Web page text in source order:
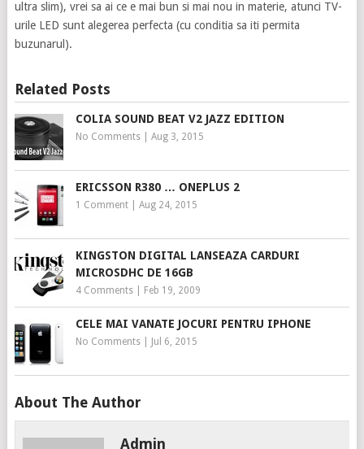
ultra slim), vrei sa ai ce e mai bun si mai nou in materie, atunci TV-
urile LED sunt alegerea perfecta (cu conditia sa iti permita
buzunarul).
Related Posts
COLIA SOUND BEAT V2 JAZZ EDITION
No Comments| Aug 3, 2015
ERICSSON R380 … ONEPLUS 2
1 Comment| Aug 24, 2015
KINGSTON DIGITAL LANSEAZA CARDURI
MICROSDHC DE 16GB
4 Comments| Feb 19, 2009
CELE MAI VANATE JOCURI PENTRU IPHONE
No Comments| Jul 6, 2015
About The Author
Admin